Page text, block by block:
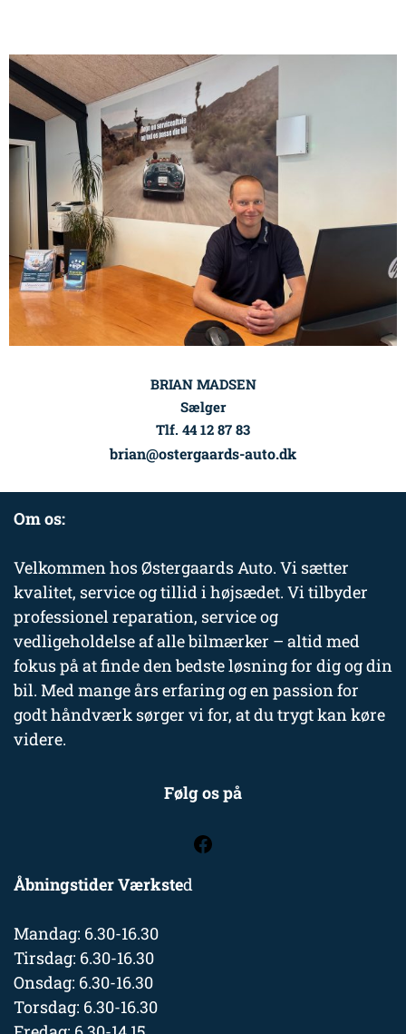
BRIAN MADSEN
Sælger
Tlf. 44 12 87 83
brian@ostergaards-auto.dk
Om os:
Velkommen hos Østergaards Auto. Vi sætter
kvalitet, service og tillid i højsædet. Vi tilbyder
professionel reparation, service og
vedligeholdelse af alle bilmærker – altid med
fokus på at finde den bedste løsning for dig og din
bil. Med mange års erfaring og en passion for
godt håndværk sørger vi for, at du trygt kan køre
videre.
Følg os på
Åbningstider Værksted
Mandag: 6.30-16.30
Tirsdag: 6.30-16.30
Onsdag: 6.30-16.30
Torsdag: 6.30-16.30